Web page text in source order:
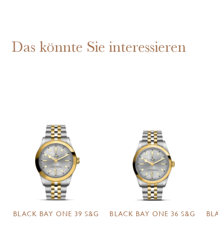
Das könnte Sie interessieren
BLACK BAY ONE 39 S&G
BLACK BAY ONE 36 S&G